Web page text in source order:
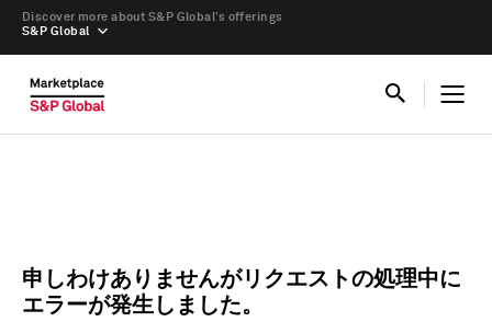
S&P Global
Discover more about S&P Global’s offerings
申しわけありませんがリクエストの処理中に
エラーが発生しました。